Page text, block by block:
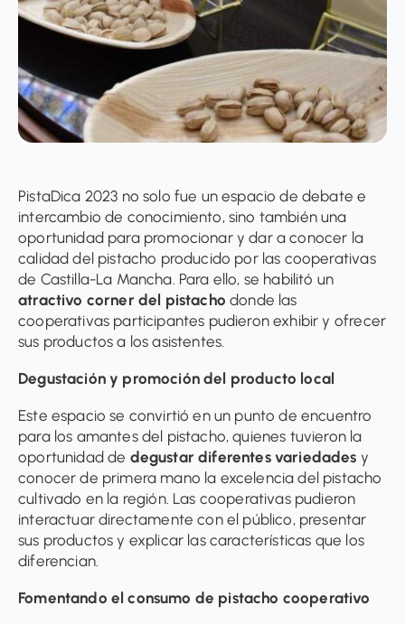
PistaDica 2023 no solo fue un espacio de debate e
intercambio de conocimiento, sino también una
oportunidad para promocionar y dar a conocer la
calidad del pistacho producido por las cooperativas
de Castilla-La Mancha. Para ello, se habilitó un
atractivo corner del pistacho donde las
cooperativas participantes pudieron exhibir y ofrecer
sus productos a los asistentes.
Degustación y promoción del producto local
Este espacio se convirtió en un punto de encuentro
para los amantes del pistacho, quienes tuvieron la
oportunidad de degustar diferentes variedades y
conocer de primera mano la excelencia del pistacho
cultivado en la región. Las cooperativas pudieron
interactuar directamente con el público, presentar
sus productos y explicar las características que los
diferencian.
Fomentando el consumo de pistacho cooperativo